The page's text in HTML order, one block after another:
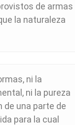
de armas
la naturaleza
ni la
ni la pureza
de una parte de
para la cual